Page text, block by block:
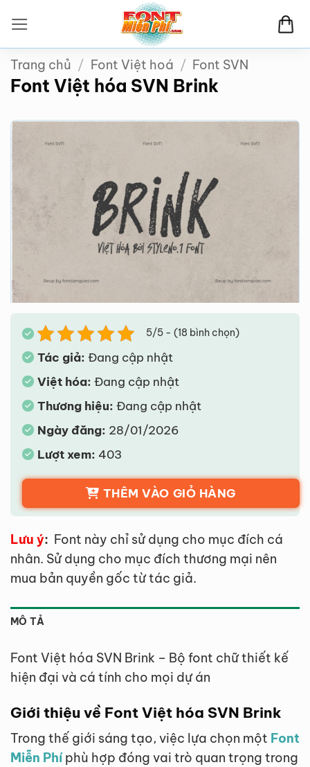
qua
nội
dung
Trang chủ / Font Việt hoá / Font SVN
Font Việt hóa SVN Brink
5/5 - (18 bình chọn)
Tác giả: Đang cập nhật
Việt hóa: Đang cập nhật
Thương hiệu: Đang cập nhật
Ngày đăng: 28/01/2026
Lượt xem: 403
THÊM VÀO GIỎ HÀNG
Lưu ý: Font này chỉ sử dụng cho mục đích cá
nhân. Sử dụng cho mục đích thương mại nên
mua bản quyền gốc từ tác giả.
MÔ TẢ
Font Việt hóa SVN Brink – Bộ font chữ thiết kế
hiện đại và cá tính cho mọi dự án
Giới thiệu về Font Việt hóa SVN Brink
Trong thế giới sáng tạo, việc lựa chọn một Font
Miễn Phíphù hợp đóng vai trò quan trọng trong